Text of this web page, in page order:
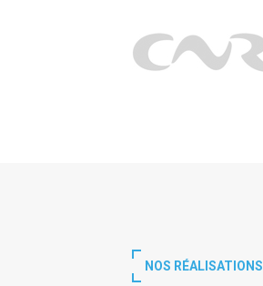
NOS RÉALISATIONS